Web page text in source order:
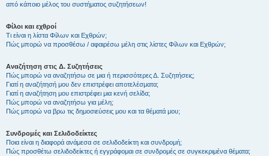
από κάποιο μέλος του συστήματος συζητήσεων!
Φίλοι και εχθροί
Τι είναι η λίστα Φίλων και Εχθρών;
Πώς μπορώ να προσθέσω / αφαιρέσω μέλη στις λίστες Φίλων και Εχθρών;
Αναζήτηση στις Δ. Συζητήσεις
Πώς μπορώ να αναζητήσω σε μια ή περισσότερες Δ. Συζητήσεις;
Γιατί η αναζήτησή μου δεν επιστρέφει αποτελέσματα;
Γιατί η αναζήτηση μου επιστρέφει μια κενή σελίδα;
Πώς μπορώ να αναζητήσω για μέλη;
Πώς μπορώ να βρω τις δημοσιεύσεις μου και τα θέματά μου;
Συνδρομές και Σελιδοδείκτες
Ποια είναι η διαφορά ανάμεσα σε σελιδοδείκτη και συνδρομή;
Πώς προσθέτω σελιδοδείκτες ή εγγράφομαι σε συνδρομές σε συγκεκριμένα θέματα;